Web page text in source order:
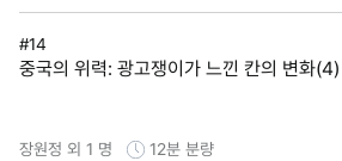
#14
중국의 위력: 광고쟁이가 느낀 칸의 변화(4)
장원정 외 1 명 12분 분량